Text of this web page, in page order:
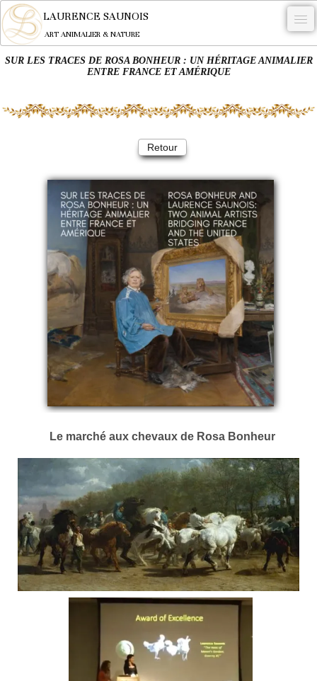
LAURENCE SAUNOIS
ART ANIMALIER & NATURE
OEUVRES
COMMANDE
L'ARTISTE.
CONTACT
Français
SUR LES TRACES DE ROSA BONHEUR : UN HÉRITAGE ANIMALIER
ENTRE FRANCE ET AMÉRIQUE
Retour
Le marché aux chevaux de Rosa Bonheur